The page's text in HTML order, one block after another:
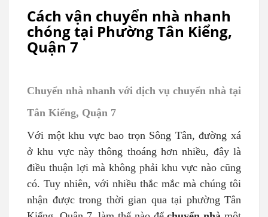
Cách vận chuyển nhà nhanh
chóng tại Phường Tân Kiểng,
Quận 7
Chuyển nhà nhanh với dịch vụ chuyển nhà tại
Tân Kiểng, Quận 7
Với một khu vực bao trọn Sông Tân, đường xá
ở khu vực này thông thoáng hơn nhiều, đây là
điều thuận lợi mà không phải khu vực nào cũng
có. Tuy nhiên, với nhiều thắc mắc mà chúng tôi
nhận được trong thời gian qua tại phường Tân